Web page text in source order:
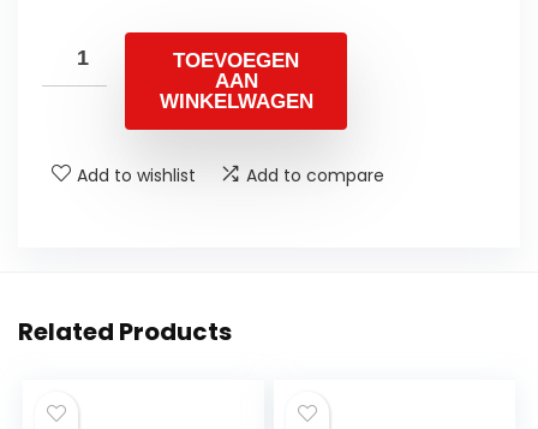
TOEVOEGEN
AAN
WINKELWAGEN
Add to wishlist Add to compare
Related Products